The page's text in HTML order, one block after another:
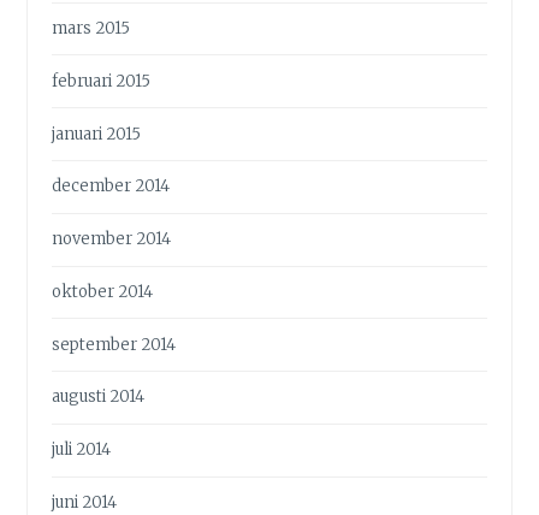
mars 2015
februari 2015
januari 2015
december 2014
november 2014
oktober 2014
september 2014
augusti 2014
juli 2014
juni 2014